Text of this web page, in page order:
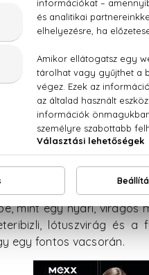
a huncutabb és
fás, citrusos,
és
Persze a
XX Very Nicemár inkább
tökéletes parfüm a
van miből
a kifinomult és
mint egy nyári, virágos
lótuszvirág és a
egy fontos vacsorán.